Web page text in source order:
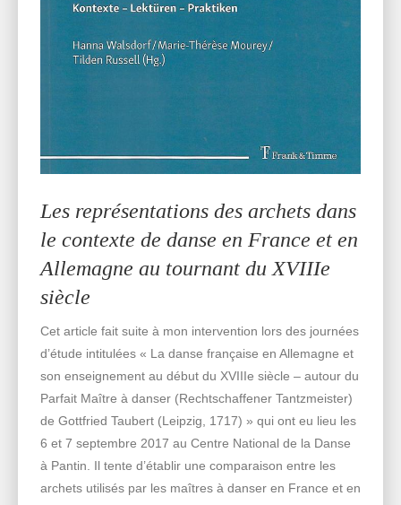
Les représentations des archets dans
le contexte de danse en France et en
Allemagne au tournant du XVIIIe
siècle
Cet article fait suite à mon intervention lors des journées
d’étude intitulées « La danse française en Allemagne et
son enseignement au début du XVIIIe siècle – autour du
Parfait Maître à danser (Rechtschaffener Tantzmeister)
de Gottfried Taubert (Leipzig, 1717) » qui ont eu lieu les
6 et 7 septembre 2017 au Centre National de la Danse
à Pantin. Il tente d’établir une comparaison entre les
archets utilisés par les maîtres à danser en France et en